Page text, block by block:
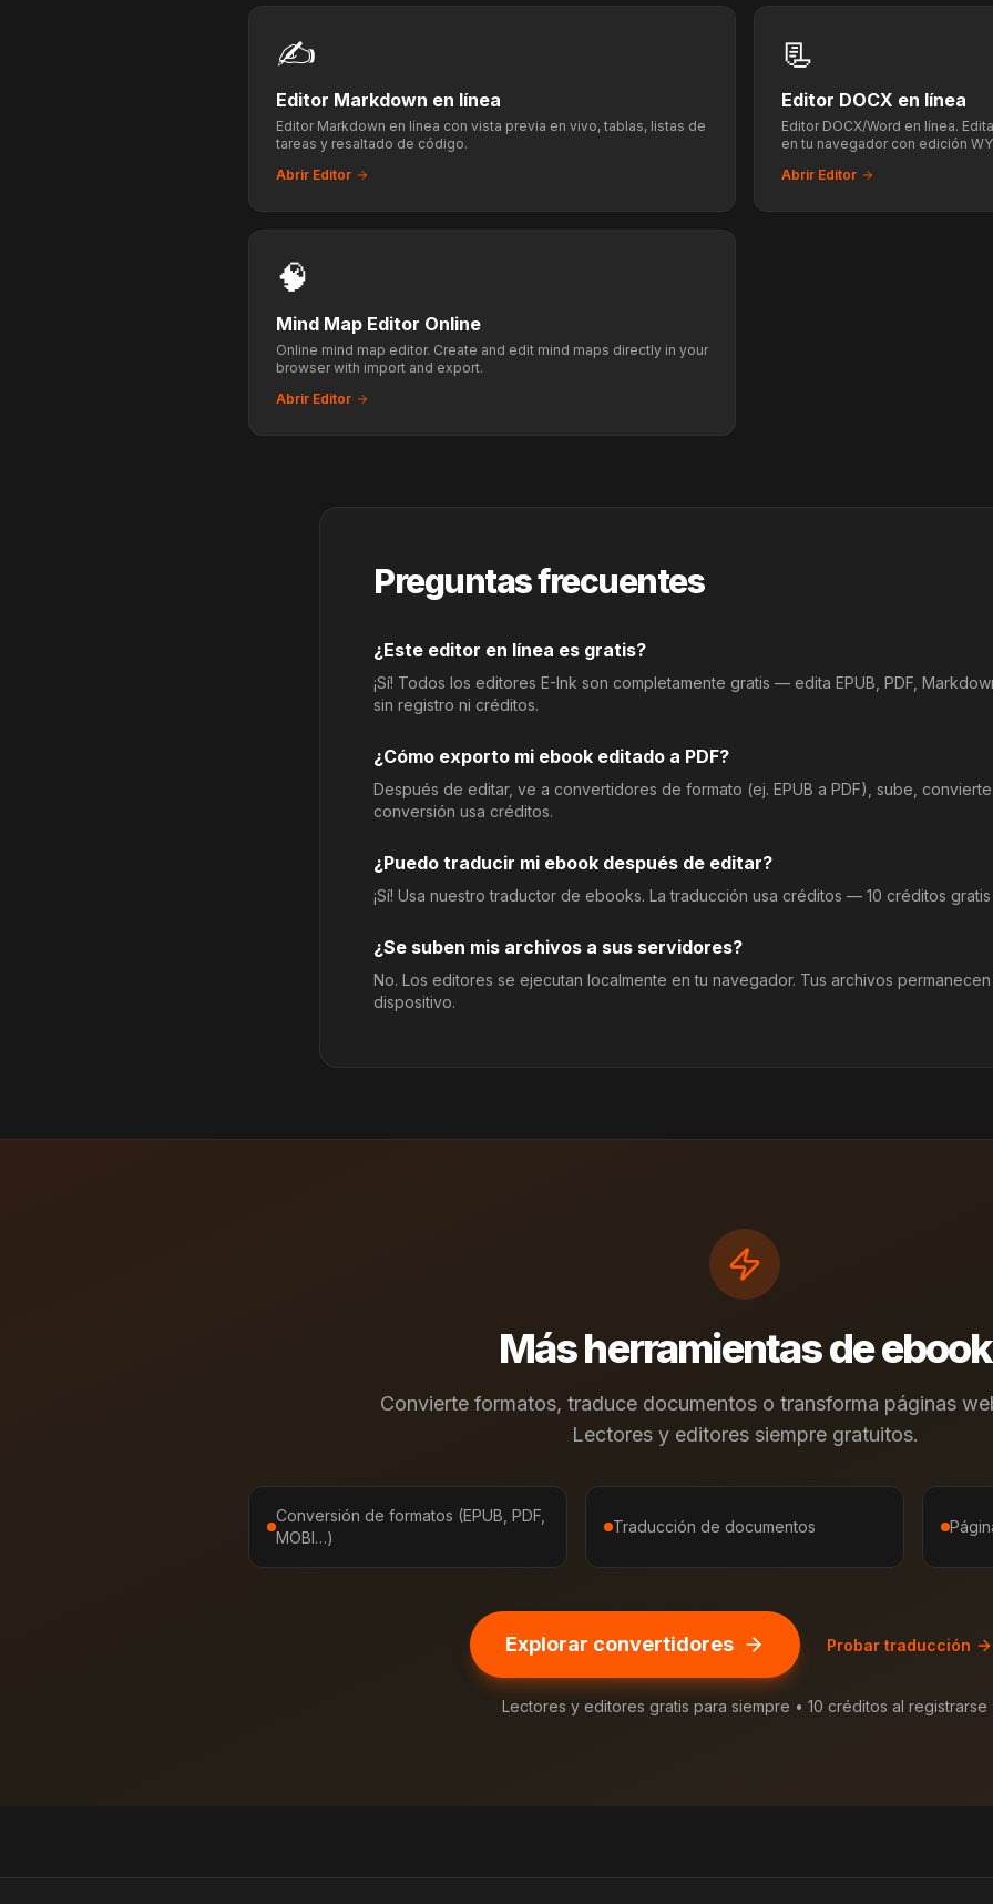
✍️
Editor Markdown en línea
Editor Markdown en línea con vista previa en vivo, tablas, listas de
tareas y resaltado de código.
Abrir Editor
📃
Editor DOCX en línea
Editor DOCX/Word en línea.
en tu navegador con edición
Abrir Editor
🧠
Mind Map Editor Online
Online mind map editor. Create and edit mind maps directly in your
browser with import and export.
Abrir Editor
Preguntas frecuentes
¿Este editor en línea es gratis?
¡Sí! Todos los editores E-Ink son completamente gratis — edita EPUB, PDF,
sin registro ni créditos.
¿Cómo exporto mi ebook editado a PDF?
Después de editar, ve a convertidores de formato (ej. EPUB a PDF), sube,
conversión usa créditos.
¿Puedo traducir mi ebook después de editar?
¡Sí! Usa nuestro traductor de ebooks. La traducción usa créditos — 10 créditos
¿Se suben mis archivos a sus servidores?
No. Los editores se ejecutan localmente en tu navegador. Tus archivos
dispositivo.
Más herramientas de ebook
Convierte formatos, traduce documentos o transforma páginas
Lectores y editores siempre gratuitos.
Conversión de formatos (EPUB, PDF,
MOBI…)
Traducción de documentos
Explorar convertidores Probar traducción
Lectores y editores gratis para siempre • 10 créditos al registrarse